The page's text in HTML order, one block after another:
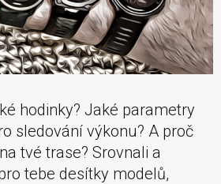
hodinky? Jaké parametry
sledování výkonu? A proč
tvé trase? Srovnali a
tebe desítky modelů,